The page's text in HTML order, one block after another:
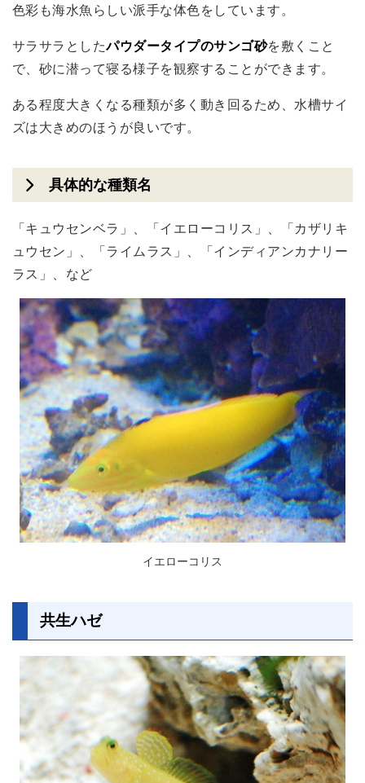
色彩も海水魚らしい派手な体色をしています。
サラサラとしたパウダータイプのサンゴ砂を敷くこと
で、砂に潜って寝る様子を観察することができます。
ある程度大きくなる種類が多く動き回るため、水槽サイ
ズは大きめのほうが良いです。
具体的な種類名
「キュウセンベラ」、「イエローコリス」、「カザリキ
ュウセン」、「ライムラス」、「インディアンカナリー
ラス」、など
イエローコリス
共生ハゼ